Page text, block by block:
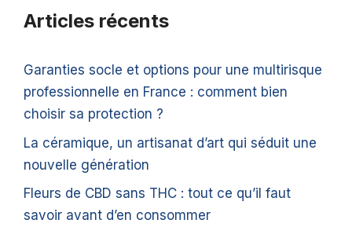
Articles récents
Garanties socle et options pour une multirisque
professionnelle en France : comment bien
choisir sa protection ?
La céramique, un artisanat d’art qui séduit une
nouvelle génération
Fleurs de CBD sans THC : tout ce qu’il faut
savoir avant d’en consommer